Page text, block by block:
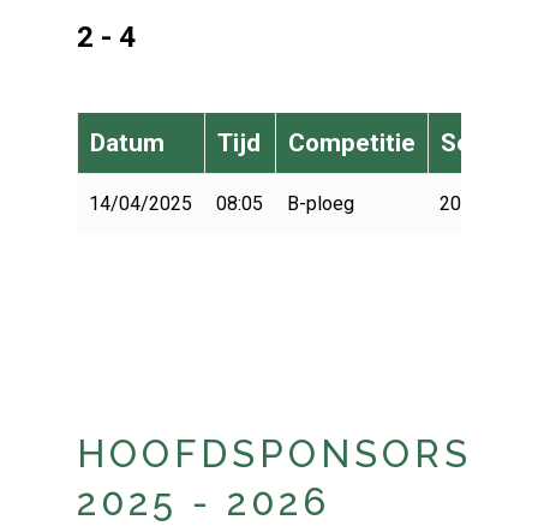
2 - 4
Datum Tijd Competitie Seizoen
14/04/2025 08:05 B-ploeg 2024-2025
HOOFDSPONSORS
2025 - 2026